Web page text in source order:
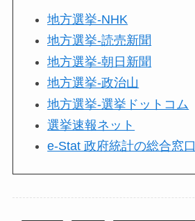
地方選挙-NHK
地方選挙-読売新聞
地方選挙-朝日新聞
地方選挙-政治山
地方選挙-選挙ドットコム
選挙速報ネット
e-Stat 政府統計の総合窓口